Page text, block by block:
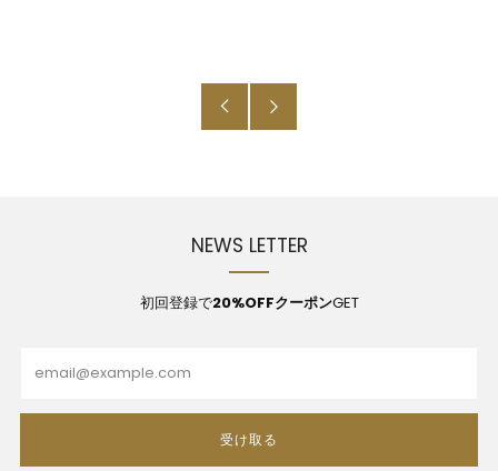
NEWS LETTER
初回登録で20%OFFクーポンGET
受け取る